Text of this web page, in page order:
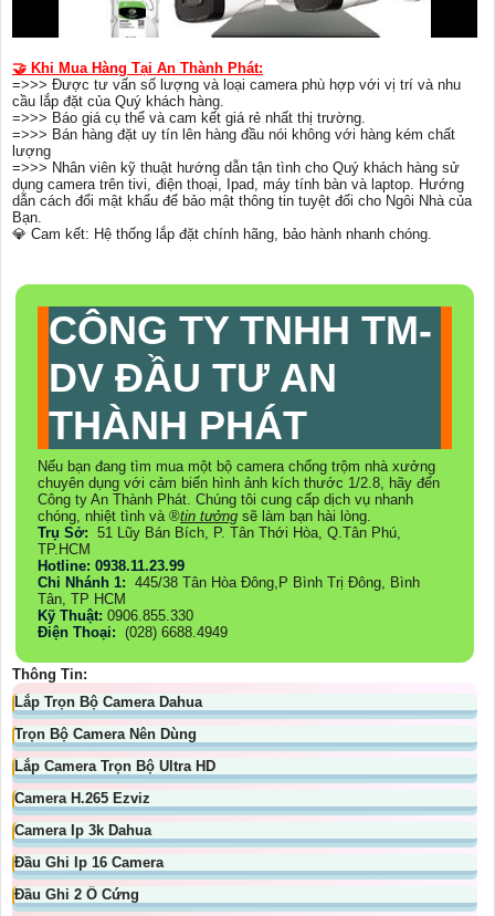
🤝 Khi Mua Hàng Tại An Thành Phát:
=>>> Được tư vấn số lượng và loại camera phù hợp với vị trí và nhu
cầu lắp đặt của Quý khách hàng.
=>>> Báo giá cụ thể và cam kết giá rẻ nhất thị trường.
=>>> Bán hàng đặt uy tín lên hàng đầu nói không với hàng kém chất
lượng
=>>> Nhân viên kỹ thuật hướng dẫn tận tình cho Quý khách hàng sử
dụng camera trên tivi, điện thoại, Ipad, máy tính bàn và laptop. Hướng
dẫn cách đổi mật khẩu để bảo mật thông tin tuyệt đối cho Ngôi Nhà của
Bạn.
💎 Cam kết: Hệ thống lắp đặt chính hãng, bảo hành nhanh chóng.
CÔNG TY TNHH TM-
DV ĐẦU TƯ AN
THÀNH PHÁT
Nếu bạn đang tìm mua một bộ camera chống trộm nhà xưởng
chuyên dụng với cảm biến hình ảnh kích thước 1/2.8, hãy đến
Công ty An Thành Phát. Chúng tôi cung cấp dịch vụ nhanh
chóng, nhiệt tình và ®️tin tưởng sẽ làm bạn hài lòng.
Trụ Sở: 51 Lũy Bán Bích, P. Tân Thới Hòa, Q.Tân Phú,
TP.HCM
Hotline: 0938.11.23.99
Chi Nhánh 1: 445/38 Tân Hòa Đông,P Bình Trị Đông, Bình
Tân, TP HCM
Kỹ Thuật: 0906.855.330
Điện Thoại: (028) 6688.4949
Thông Tin:
Lắp Trọn Bộ Camera Dahua
Trọn Bộ Camera Nên Dùng
Lắp Camera Trọn Bộ Ultra HD
Camera H.265 Ezviz
Camera Ip 3k Dahua
Đầu Ghi Ip 16 Camera
Đầu Ghi 2 Ổ Cứng